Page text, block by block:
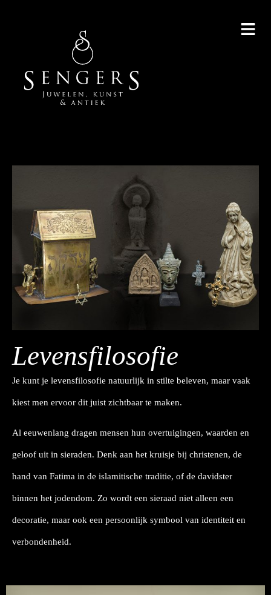
Levensfilosofie
Je kunt je levensfilosofie natuurlijk in stilte beleven, maar vaak
kiest men ervoor dit juist zichtbaar te maken.
Al eeuwenlang dragen mensen hun overtuigingen, waarden en
geloof uit in sieraden. Denk aan het kruisje bij christenen, de
hand van Fatima in de islamitische traditie, of de davidster
binnen het jodendom. Zo wordt een sieraad niet alleen een
decoratie, maar ook een persoonlijk symbool van identiteit en
verbondenheid.